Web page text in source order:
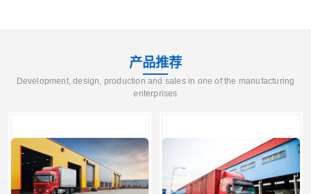
产品推荐
Development, design, production and sales in one of the manufacturing
enterprises